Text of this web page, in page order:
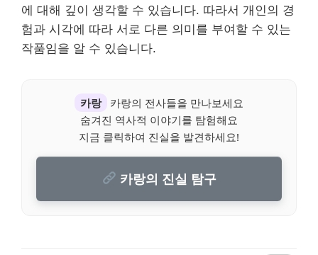
에 대해 깊이 생각할 수 있습니다. 따라서 개인의 경
험과 시각에 따라 서로 다른 의미를 부여할 수 있는
작품임을 알 수 있습니다.
카랑
카랑의 전사들을 만나보세요
숨겨진 역사적 이야기를 탐험해요
지금 클릭하여 진실을 발견하세요!
카랑의 진실 탐구